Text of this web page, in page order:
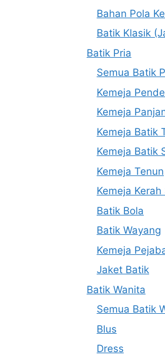
Bahan Pola
Batik Klasik
Batik Pria
Semua Batik
Kemeja
Kemeja
Kemeja Batik
Kemeja Batik
Kemeja Tenun
Kemeja Kerah
Batik Bola
Batik Wayang
Kemeja
Jaket Batik
Batik Wanita
Semua Batik
Blus
Dress